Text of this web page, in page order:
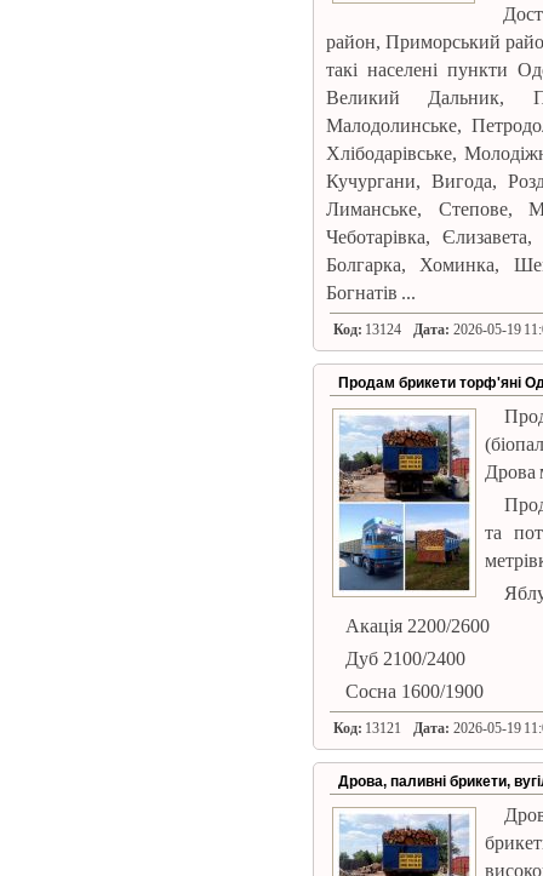
район, Приморський
такі населені пункти
Великий Дальник,
Малодолинське,
Хлібодарівське,
Кучургани, Вигода,
Лиманське, Степове,
Чеботарівка,
Болгарка, Хоминка,
Богнатів ...
Код: 13124 Дата: 2026-05-19
Продам брикети торф'яні
Дрова
та
Акація 2200/2600
Дуб 2100/2400
Сосна 1600/1900
Код: 13121 Дата: 2026-05-19
Дрова, паливні брикети,